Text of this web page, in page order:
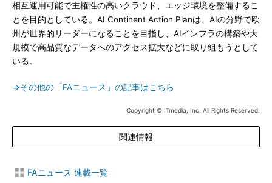
相互運用可能で主権性の高いクラウド、エッジ環境を整備するこ
とを目的としている。AI Continent Action Planは、AIの分野で欧
州が世界的リーダーになることを目指し、AIインフラの構築や大
規模で高品質なデータへのアクセス拡大などに取り組もうとして
いる。
⇒その他の「FAニュース」の記事はこちら
Copyright © ITmedia, Inc. All Rights Reserved.
関連情報
FAニュース 連載一覧